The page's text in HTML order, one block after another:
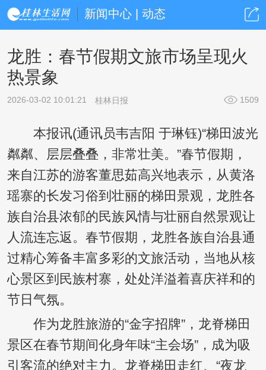
新闻中心 | 动态
龙胜：春节假期文旅市场呈现火
热景象
2026-03-02 10:01:21 桂林日报 1509
本报讯(通讯员韦吉阳 于琳钰)“梯田波光
粼粼、层层叠叠，非常壮美。”春节假期，
来自江苏的游客董思茹高兴地表示，从黄洛
瑶寨的长发习俗到壮丽的梯田景观，龙胜各
族自治县浓郁的民族风情与壮丽自然景观让
人流连忘返。春节假期，龙胜各族自治县通
过精心筹备丰富多彩的文旅活动，当地从核
心景区到民族村寨，处处洋溢着喜庆祥和的
节日气氛。
作为龙胜旅游的“金字招牌”，龙脊梯田
景区在春节期间化身年味“主会场”，成为吸
引客流的绝对主力。龙脊梯田走红、“夜龙